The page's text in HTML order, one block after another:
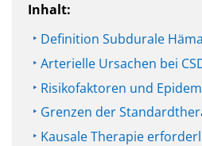
Inhalt:
Definition Subdurale
Arterielle Ursachen bei
Risikofaktoren und
Grenzen der
Kausale Therapie